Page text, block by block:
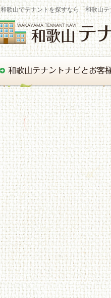
和歌山でテナントを探すなら「和歌山